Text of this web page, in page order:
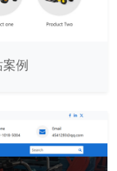
例